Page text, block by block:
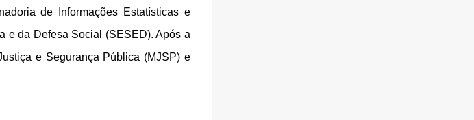
de Informações Estatísticas e
e da Defesa Social (SESED). Após a
e Segurança Pública (MJSP) e